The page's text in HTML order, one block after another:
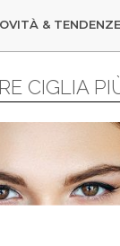
& TENDENZE
CIGLIA